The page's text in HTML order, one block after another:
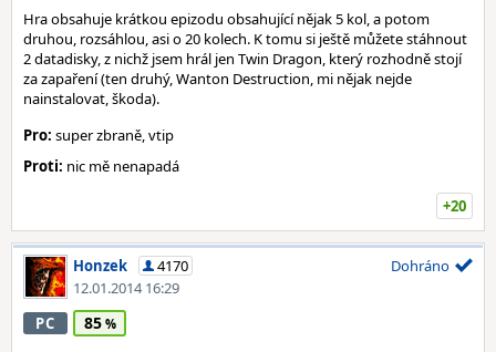
Hra obsahuje krátkou epizodu obsahující nějak 5 kol, a potom
druhou, rozsáhlou, asi o 20 kolech. K tomu si ještě můžete stáhnout
2 datadisky, z nichž jsem hrál jen Twin Dragon, který rozhodně stojí
za zapaření (ten druhý, Wanton Destruction, mi nějak nejde
nainstalovat, škoda).
Pro: super zbraně, vtip
Proti: nic mě nenapadá
+20
Honzek
4170
12.01.2014 16:29
Dohráno
PC 85